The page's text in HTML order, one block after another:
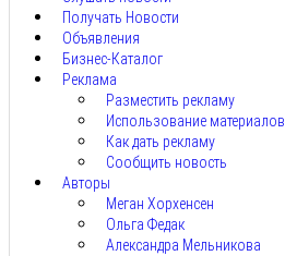
Получать Новости
Объявления
Бизнес-Каталог
Реклама
Разместить рекламу
Использование материалов
Как дать рекламу
Сообщить новость
Авторы
Меган Хорхенсен
Ольга Федак
Александра Мельникова